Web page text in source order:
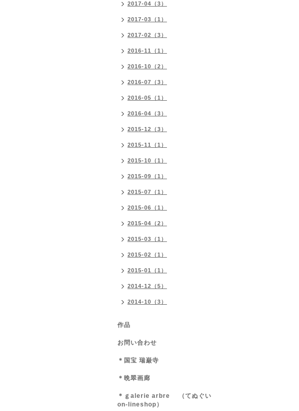
2017-04（3）
2017-03（1）
2017-02（3）
2016-11（1）
2016-10（2）
2016-07（3）
2016-05（1）
2016-04（3）
2015-12（3）
2015-11（1）
2015-10（1）
2015-09（1）
2015-07（1）
2015-06（1）
2015-04（2）
2015-03（1）
2015-02（1）
2015-01（1）
2014-12（5）
2014-10（3）
作品
お問い合わせ
＊国宝 瑞巌寺
＊晩翠画廊
＊ｇalerie arbre （てぬぐい
on-lineshop）